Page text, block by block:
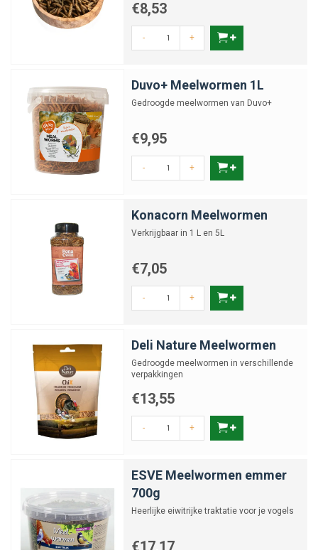
€8,53
- +
Duvo+ Meelwormen 1L
Gedroogde meelwormen van Duvo+
€9,95
- +
Konacorn Meelwormen
Verkrijgbaar in 1 L en 5L
€7,05
- +
Deli Nature Meelwormen
Gedroogde meelwormen in verschillende
verpakkingen
€13,55
- +
ESVE Meelwormen emmer
700g
Heerlijke eiwitrijke traktatie voor je vogels
€17,17